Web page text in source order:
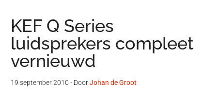
KEF Q Series
luidsprekers compleet
vernieuwd
19 september 2010 - DoorJohan de Groot